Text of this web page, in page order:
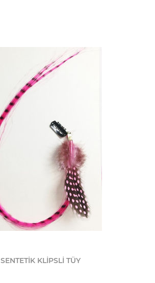
SENTETİK KLİPSLİ TÜY